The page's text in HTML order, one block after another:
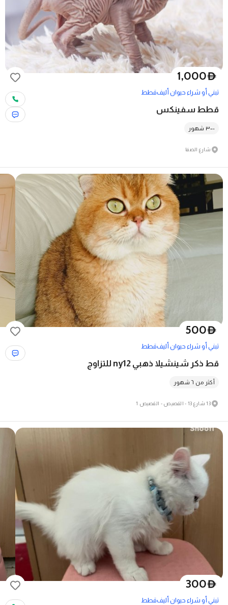
D
1,000
تبني أو شراء حيوان أليفقطط
قطط سفينكس
٠–٣ شهور
شارع الصفا
D
500
تبني أو شراء حيوان أليفقطط
قط ذكر شينشيلا ذهبي ny12 للتزاوج
أكثر من ٦ شهور
13 شارع 13 - القصيص - القصيص 1
D
300
تبني أو شراء حيوان أليفقطط